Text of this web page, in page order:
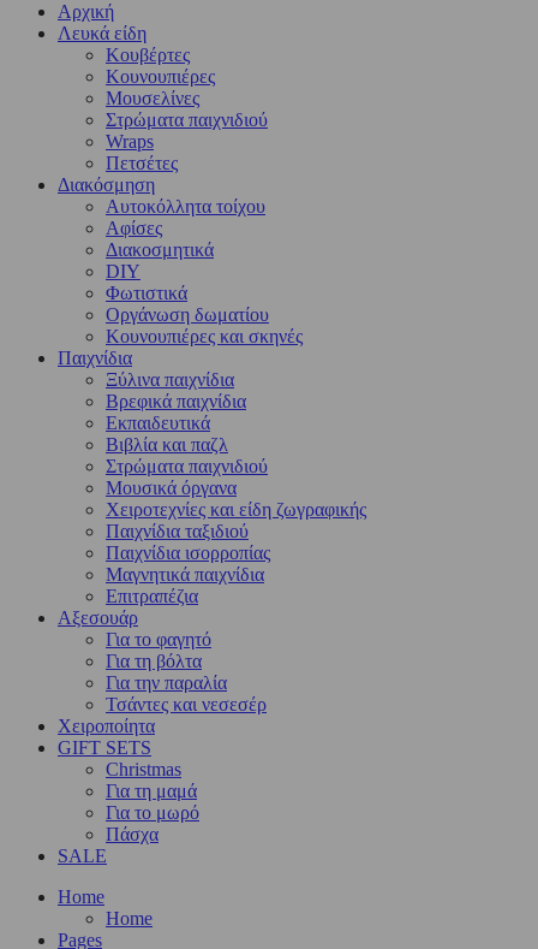
Αρχική
Λευκά είδη
Kουβέρτες
Κουνουπιέρες
Μουσελίνες
Στρώματα παιχνιδιού
Wraps
Πετσέτες
Διακόσμηση
Αυτοκόλλητα τοίχου
Αφίσες
Διακοσμητικά
DIY
Φωτιστικά
Οργάνωση δωματίου
Κουνουπιέρες και σκηνές
Παιχνίδια
Ξύλινα παιχνίδια
Βρεφικά παιχνίδια
Εκπαιδευτικά
Βιβλία και παζλ
Στρώματα παιχνιδιού
Μουσικά όργανα
Χειροτεχνίες και είδη ζωγραφικής
Παιχνίδια ταξιδιού
Παιχνίδια ισορροπίας
Μαγνητικά παιχνίδια
Επιτραπέζια
Αξεσουάρ
Για το φαγητό
Για τη βόλτα
Για την παραλία
Τσάντες και νεσεσέρ
Χειροποίητα
GIFT SETS
Christmas
Για τη μαμά
Για το μωρό
Πάσχα
SALE
Home
Home
Pages